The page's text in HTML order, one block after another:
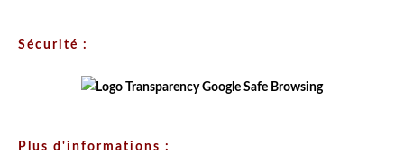
Sécurité :
Plus d'informations :